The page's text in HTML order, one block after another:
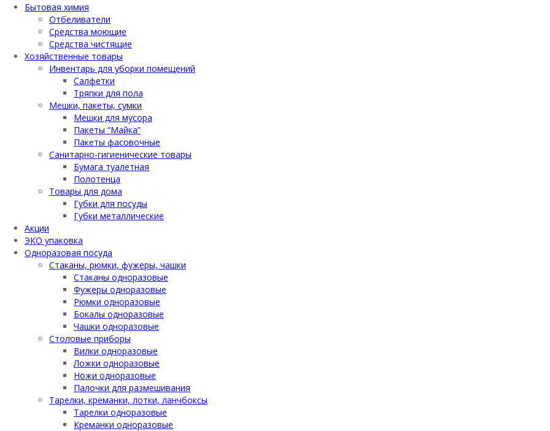
Бытовая химия
Отбеливатели
Средства моющие
Средства чистящие
Хозяйственные товары
Инвентарь для уборки помещений
Салфетки
Тряпки для пола
Мешки, пакеты, сумки
Мешки для мусора
Пакеты “Майка”
Пакеты фасовочные
Санитарно-гигиенические товары
Бумага туалетная
Полотенца
Товары для дома
Губки для посуды
Губки металлические
Акции
ЭКО упаковка
Одноразовая посуда
Стаканы, рюмки, фужеры, чашки
Стаканы одноразовые
Фужеры одноразовые
Рюмки одноразовые
Бокалы одноразовые
Чашки одноразовые
Столовые приборы
Вилки одноразовые
Ложки одноразовые
Ножи одноразовые
Палочки для размешивания
Тарелки, креманки, лотки, ланчбоксы
Тарелки одноразовые
Креманки одноразовые